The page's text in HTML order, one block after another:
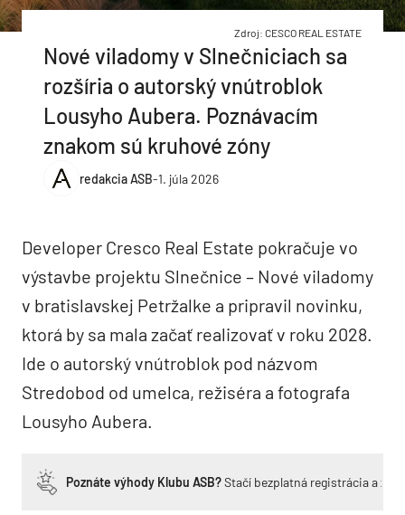
Zdroj: CESCO REAL ESTATE
Nové viladomy v Slnečniciach sa
rozšíria o autorský vnútroblok
Lousyho Aubera. Poznávacím
znakom sú kruhové zóny
redakcia ASB-1. júla 2026
Developer Cresco Real Estate pokračuje vo
výstavbe projektu Slnečnice – Nové viladomy
v bratislavskej Petržalke a pripravil novinku,
ktorá by sa mala začať realizovať v roku 2028.
Ide o autorský vnútroblok pod názvom
Stredobod od umelca, režiséra a fotografa
Lousyho Aubera.
Poznáte výhody Klubu ASB?Stačí bezplatná registrácia a